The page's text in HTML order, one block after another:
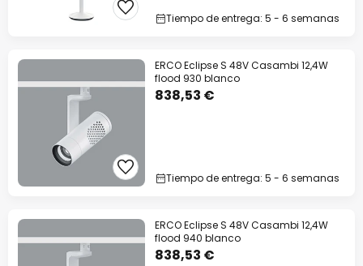
Tiempo de entrega: 5 - 6 semanas
ERCO Eclipse S 48V Casambi 12,4W
flood 930 blanco
838,53 €
Tiempo de entrega: 5 - 6 semanas
ERCO Eclipse S 48V Casambi 12,4W
flood 940 blanco
838,53 €